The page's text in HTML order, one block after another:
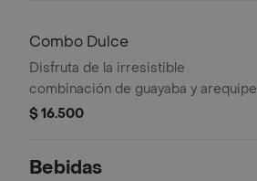
Combo Dulce
Disfruta de la irresistible
combinación de guayaba y arequipe
en este combo dulce, perfecto para
$ 16.500
Bebidas